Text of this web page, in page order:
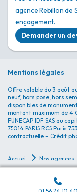
agence Rebillon de
engagement.
Demander un
Mentions légales
Offre valable du 3 août
neuf, hors pose, hors
disponibles de
montant maximum de 4
FUNECAP IDF SAS au
75014 PARIS RCS Paris
contractuelle – Crédit
Accueil Nos agences